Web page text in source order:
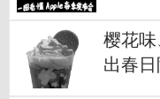
樱花
出春